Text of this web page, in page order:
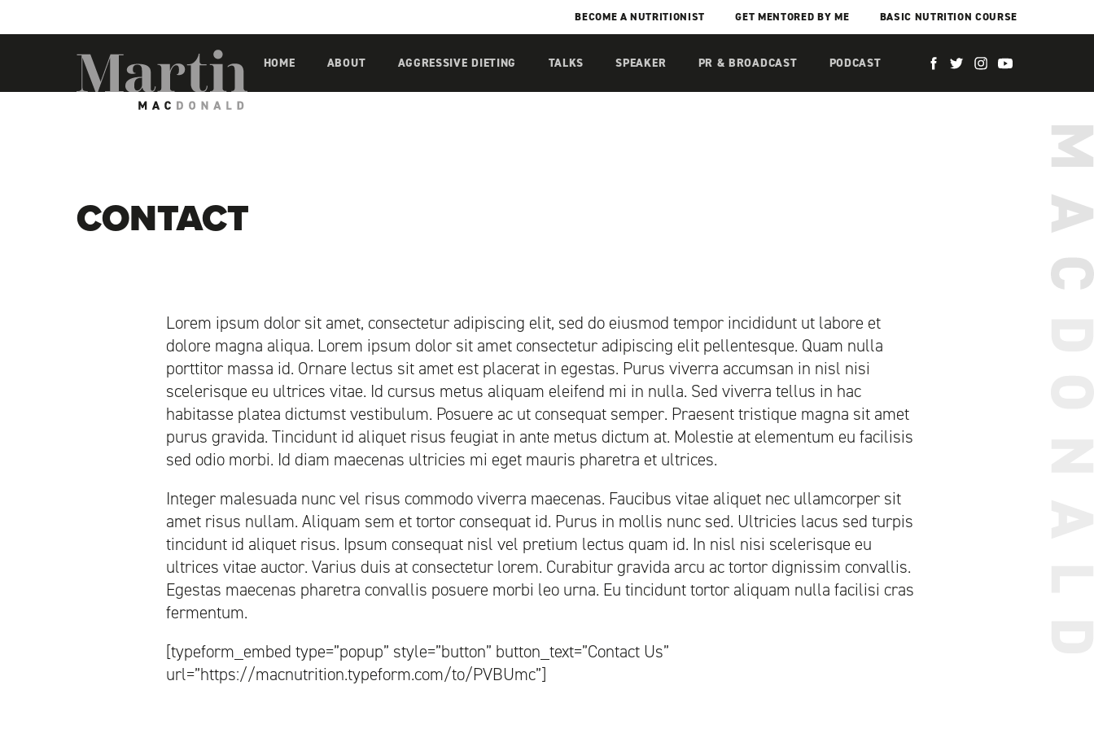
BECOME A NUTRITIONIST GET MENTORED BY ME BASIC NUTRITION COURSE
Martin MacDonald
HOME ABOUT AGGRESSIVE DIETING TALKS SPEAKER PR & BROADCAST PODCAST
CONTACT
Lorem ipsum dolor sit amet, consectetur adipiscing elit, sed do eiusmod tempor incididunt ut labore et
dolore magna aliqua. Lorem ipsum dolor sit amet consectetur adipiscing elit pellentesque. Quam nulla
porttitor massa id. Ornare lectus sit amet est placerat in egestas. Purus viverra accumsan in nisl nisi
scelerisque eu ultrices vitae. Id cursus metus aliquam eleifend mi in nulla. Sed viverra tellus in hac
habitasse platea dictumst vestibulum. Posuere ac ut consequat semper. Praesent tristique magna sit amet
purus gravida. Tincidunt id aliquet risus feugiat in ante metus dictum at. Molestie at elementum eu facilisis
sed odio morbi. Id diam maecenas ultricies mi eget mauris pharetra et ultrices.
Integer malesuada nunc vel risus commodo viverra maecenas. Faucibus vitae aliquet nec ullamcorper sit
amet risus nullam. Aliquam sem et tortor consequat id. Purus in mollis nunc sed. Ultricies lacus sed turpis
tincidunt id aliquet risus. Ipsum consequat nisl vel pretium lectus quam id. In nisl nisi scelerisque eu
ultrices vitae auctor. Varius duis at consectetur lorem. Curabitur gravida arcu ac tortor dignissim convallis.
Egestas maecenas pharetra convallis posuere morbi leo urna. Eu tincidunt tortor aliquam nulla facilisi cras
fermentum.
[typeform_embed type=”popup” style=”button” button_text=”Contact Us”
url=”https://macnutrition.typeform.com/to/PVBUmc”]